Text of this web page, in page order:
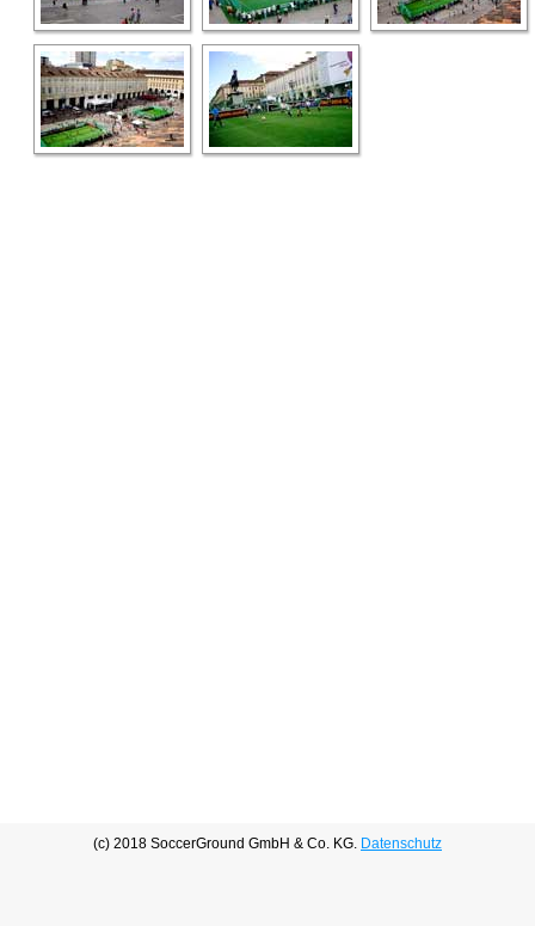
(c) 2018 SoccerGround GmbH & Co. KG. Datenschutz